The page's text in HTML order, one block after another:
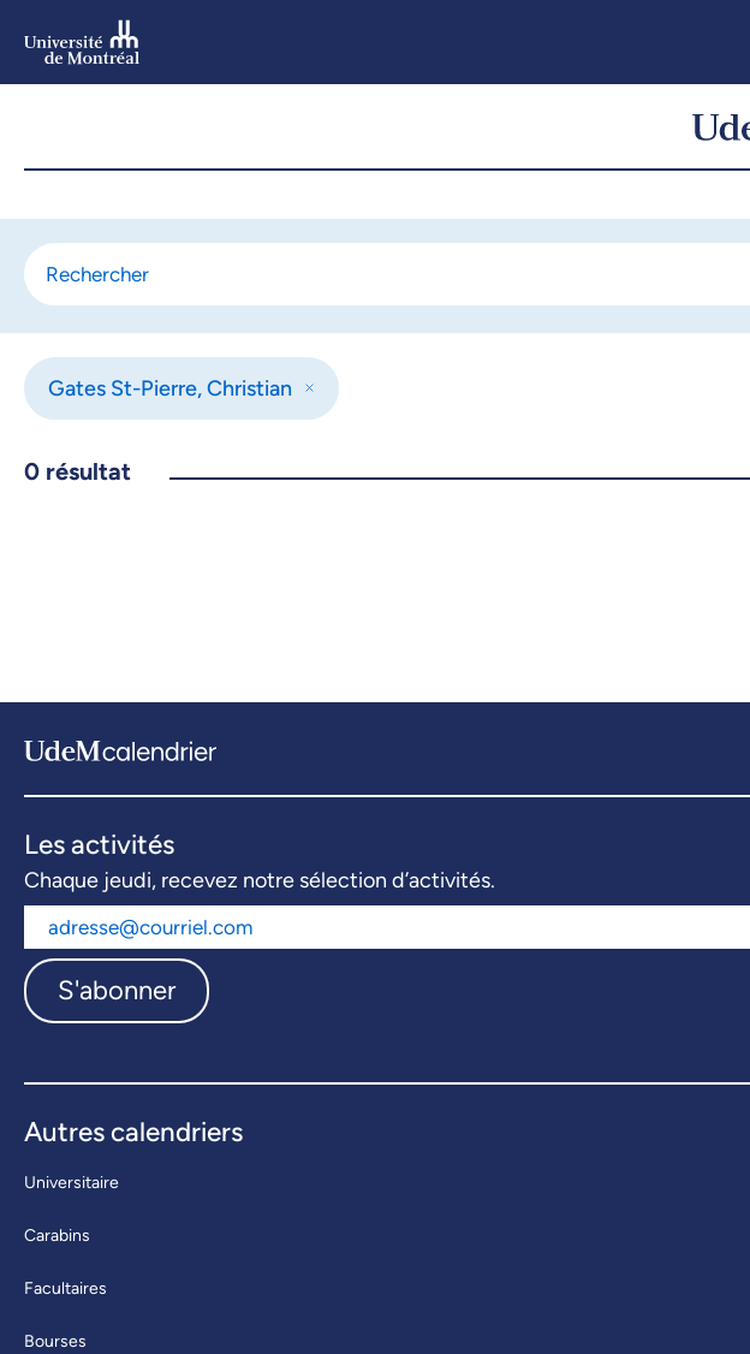
Gates St-Pierre, Christian
0 résultat
Les activités
Chaque jeudi, recevez notre sélection d’activités.
S'abonner
Autres calendriers
Universitaire
Carabins
Facultaires
Bourses